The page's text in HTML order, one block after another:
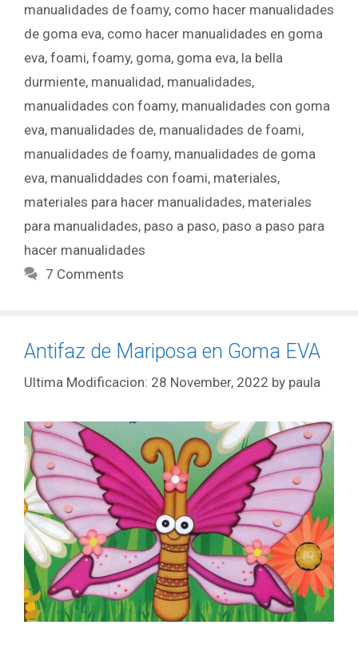
manualidades de foamy, como hacer manualidades
de goma eva, como hacer manualidades en goma
eva, foami, foamy, goma, goma eva, la bella
durmiente, manualidad, manualidades,
manualidades con foamy, manualidades con goma
eva, manualidades de, manualidades de foami,
manualidades de foamy, manualidades de goma
eva, manualiddades con foami, materiales,
materiales para hacer manualidades, materiales
para manualidades, paso a paso, paso a paso para
hacer manualidades
7 Comments
Antifaz de Mariposa en Goma EVA
28 November, 2022 by paula